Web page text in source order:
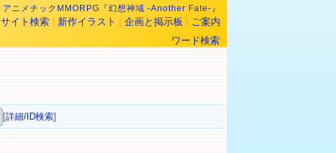
アニメチックMMORPG『幻想神域 -Another Fate-』
サイト検索 | 新作イラスト | 企画と掲示板 | ご案内
ワード検索
[詳細/ID検索]